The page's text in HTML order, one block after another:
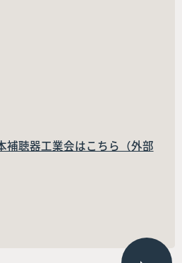
補聴器工業会はこちら（外部